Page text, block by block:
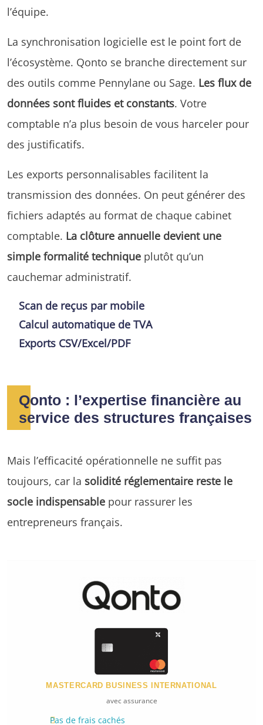
l’équipe.
La synchronisation logicielle est le point fort de
l’écosystème. Qonto se branche directement sur
des outils comme Pennylane ou Sage. Les flux de
données sont fluides et constants. Votre
comptable n’a plus besoin de vous harceler pour
des justificatifs.
Les exports personnalisables facilitent la
transmission des données. On peut générer des
fichiers adaptés au format de chaque cabinet
comptable. La clôture annuelle devient une
simple formalité technique plutôt qu’un
cauchemar administratif.
Scan de reçus par mobile
Calcul automatique de TVA
Exports CSV/Excel/PDF
Qonto : l’expertise financière au
service des structures françaises
Mais l’efficacité opérationnelle ne suffit pas
toujours, car la solidité réglementaire reste le
socle indispensable pour rassurer les
entrepreneurs français.
MASTERCARD BUSINESS INTERNATIONAL
avec assurance
Pas de frais cachés